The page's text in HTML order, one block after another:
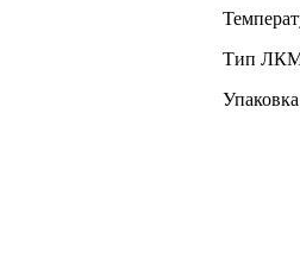
Тип ЛКМ: